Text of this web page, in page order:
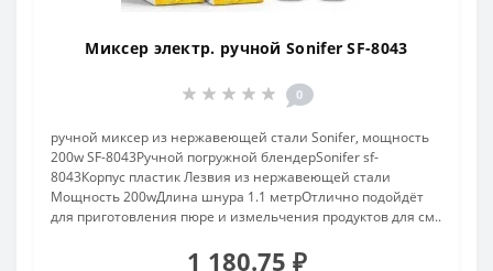
Миксер электр. ручной Sonifer SF-8043
0
ручной миксер из нержавеющей стали Sonifer, мощность
200w SF-8043Ручной погружной блендерSonifer sf-
8043Корпус пластик Лезвия из нержавеющей стали
Мощность 200wДлина шнура 1.1 метрОтлично подойдёт
для приготовления пюре и измельчения продуктов для см..
1 180.75 ₽